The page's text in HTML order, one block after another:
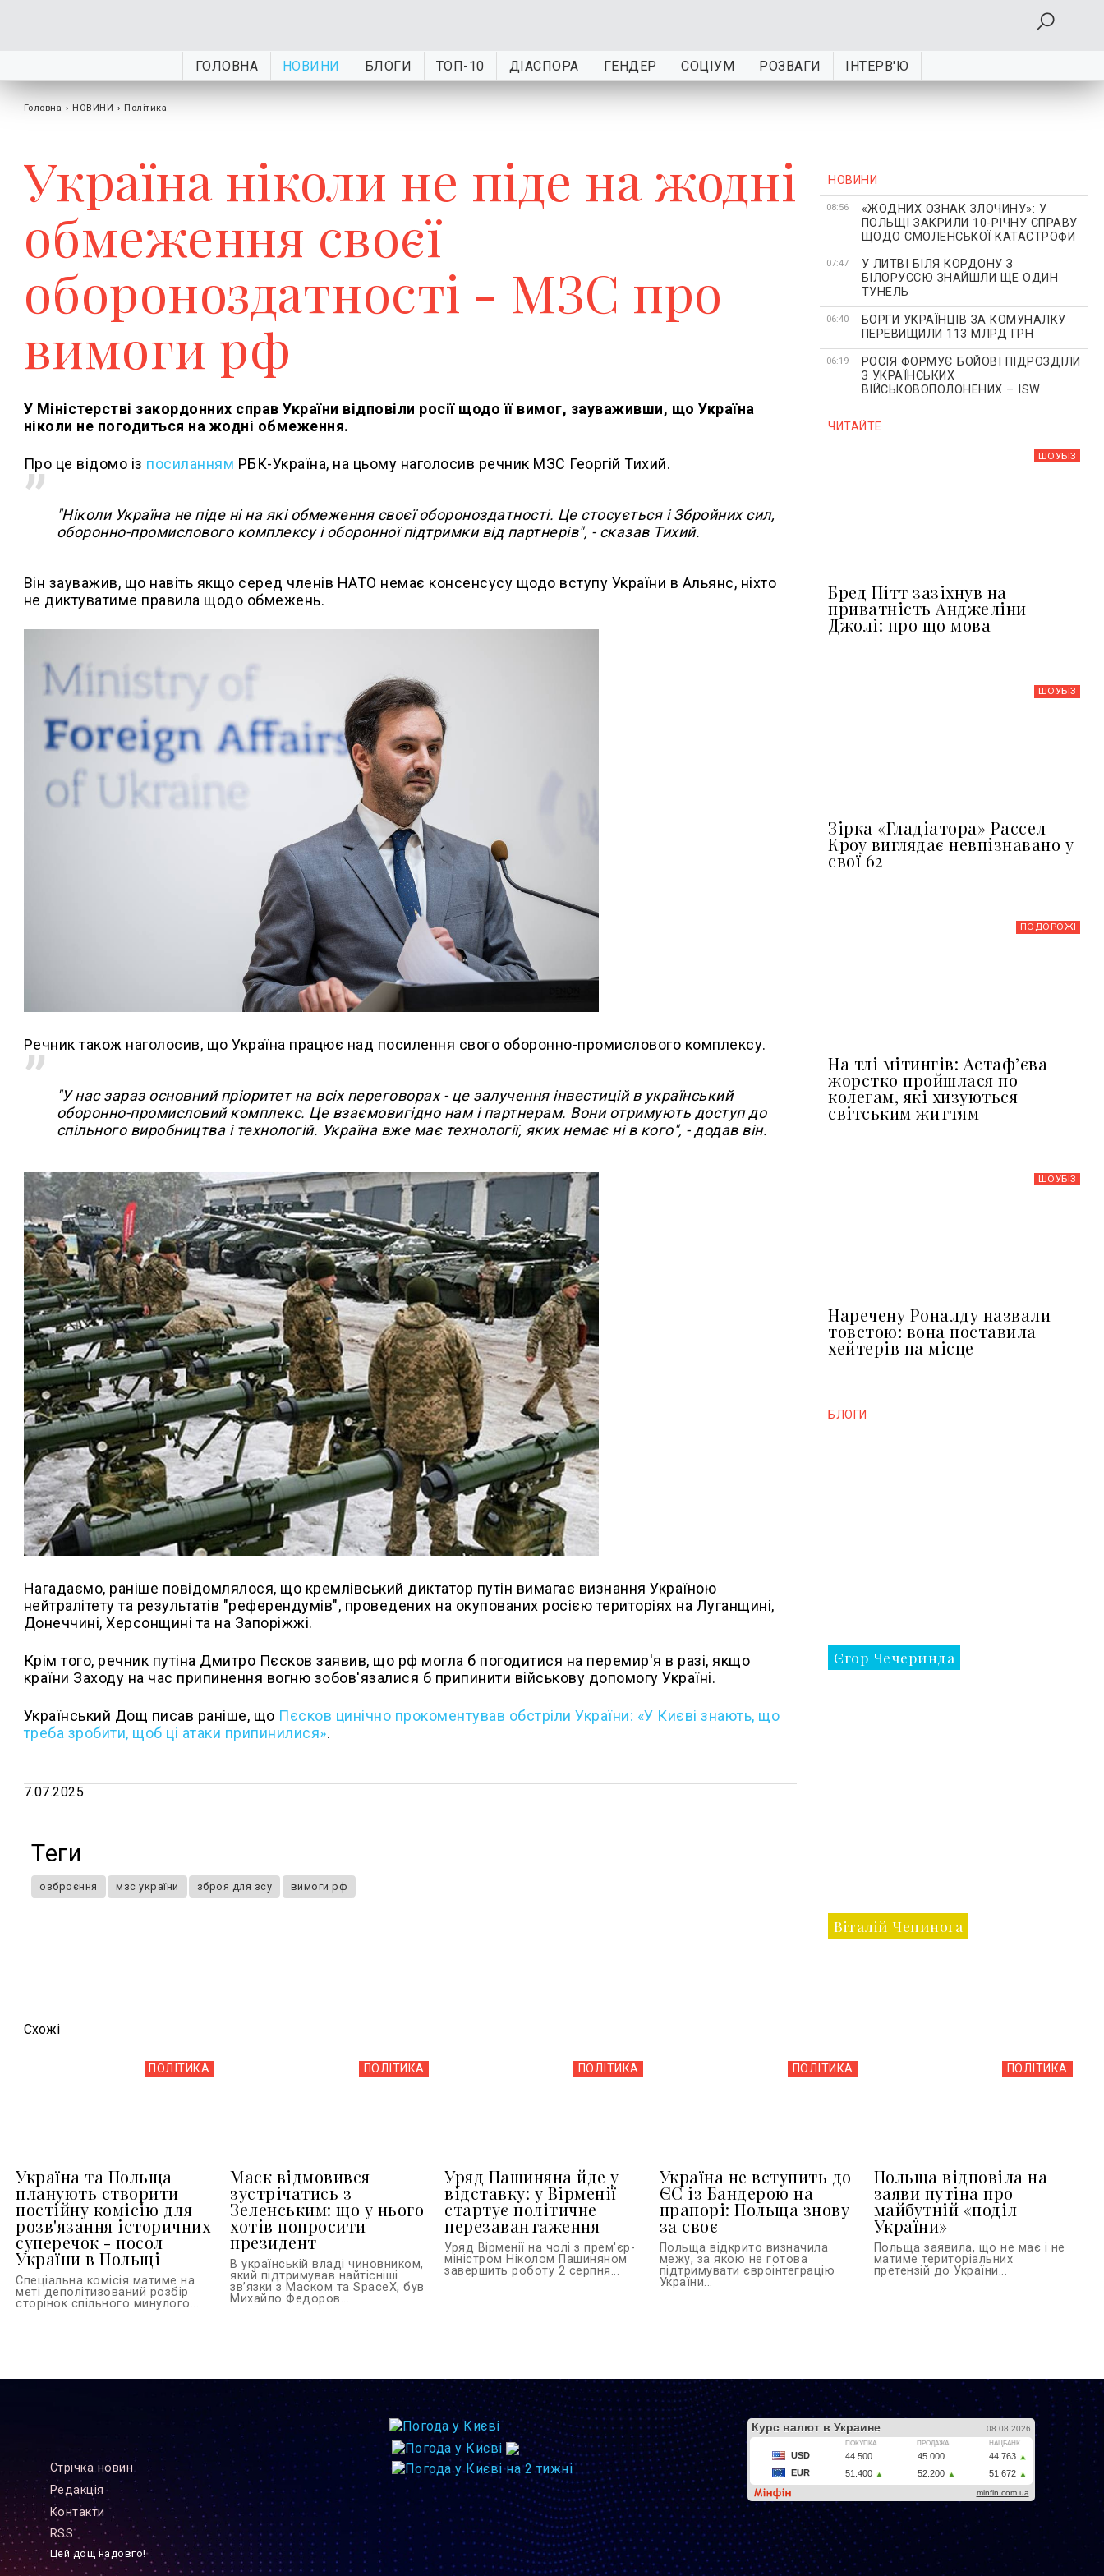
ГОЛОВНА НОВИНИ БЛОГИ ТОП-10 ДІАСПОРА ГЕНДЕР СОЦІУМ РОЗВАГИ ІНТЕРВ'Ю
Головна › НОВИНИ › Політика
Україна ніколи не піде на жодні
обмеження своєї
обороноздатності - МЗС про
вимоги рф
У Міністерстві закордонних справ України відповіли росії щодо її вимог, зауваживши, що Україна
ніколи не погодиться на жодні обмеження.
Про це відомо із посиланням РБК-Україна, на цьому наголосив речник МЗС Георгій Тихий.
"Ніколи Україна не піде ні на які обмеження своєї обороноздатності. Це стосується і Збройних сил,
оборонно-промислового комплексу і оборонної підтримки від партнерів", - сказав Тихий.
Він зауважив, що навіть якщо серед членів НАТО немає консенсусу щодо вступу України в Альянс, ніхто
не диктуватиме правила щодо обмежень.
Речник також наголосив, що Україна працює над посилення свого оборонно-промислового комплексу.
"У нас зараз основний пріоритет на всіх переговорах - це залучення інвестицій в український
оборонно-промисловий комплекс. Це взаємовигідно нам і партнерам. Вони отримують доступ до
спільного виробництва і технологій. Україна вже має технології, яких немає ні в кого", - додав він.
Нагадаємо, раніше повідомлялося, що кремлівський диктатор путін вимагає визнання Україною
нейтралітету та результатів "референдумів", проведених на окупованих росією територіях на Луганщині,
Донеччині, Херсонщині та на Запоріжжі.
Крім того, речник путіна Дмитро Пєсков заявив, що рф могла б погодитися на перемир'я в разі, якщо
країни Заходу на час припинення вогню зобов'язалися б припинити військову допомогу Україні.
Український Дощ писав раніше, що Пєсков цинічно прокоментував обстріли України: «У Києві знають, що
треба зробити, щоб ці атаки припинилися».
7.07.2025
Теги
озброєння мзс україни зброя для зсу вимоги рф
НОВИНИ
08:56
«ЖОДНИХ ОЗНАК ЗЛОЧИНУ»: У
ПОЛЬЩІ ЗАКРИЛИ 10-РІЧНУ СПРАВУ
ЩОДО СМОЛЕНСЬКОЇ КАТАСТРОФИ
07:47
У ЛИТВІ БІЛЯ КОРДОНУ З
БІЛОРУССЮ ЗНАЙШЛИ ЩЕ ОДИН
ТУНЕЛЬ
06:40
БОРГИ УКРАЇНЦІВ ЗА КОМУНАЛКУ
ПЕРЕВИЩИЛИ 113 МЛРД ГРН
06:19
РОСІЯ ФОРМУЄ БОЙОВІ ПІДРОЗДІЛИ
З УКРАЇНСЬКИХ
ВІЙСЬКОВОПОЛОНЕНИХ – ISW
ЧИТАЙТЕ
ШОУБIЗ
Бред Пітт зазіхнув на
приватність Анджеліни
Джолі: про що мова
ШОУБIЗ
Зірка «Гладіатора» Рассел
Кроу виглядає невпізнавано у
свої 62
ПОДОРОЖІ
На тлі мітингів: Астафʼєва
жорстко пройшлася по
колегам, які хизуються
світським життям
ШОУБIЗ
Наречену Роналду назвали
товстою: вона поставила
хейтерів на місце
БЛОГИ
Єгор Чечеринда
Віталій Чепинога
Схожi
ПОЛІТИКА
Україна та Польща
планують створити
постійну комісію для
розв'язання історичних
суперечок - посол
України в Польщі
Спеціальна комісія матиме на
меті деполітизований розбір
сторінок спільного минулого...
ПОЛІТИКА
Маск відмовився
зустрічатись з
Зеленським: що у нього
хотів попросити
президент
В українській владі чиновником,
який підтримував найтісніші
зв’язки з Маском та SpaceX, був
Михайло Федоров...
ПОЛІТИКА
Уряд Пашиняна йде у
відставку: у Вірменії
стартує політичне
перезавантаження
Уряд Вірменії на чолі з прем'єр-
міністром Ніколом Пашиняном
завершить роботу 2 серпня...
ПОЛІТИКА
Україна не вступить до
ЄС із Бандерою на
прапорі: Польща знову
за своє
Польща відкрито визначила
межу, за якою не готова
підтримувати євроінтеграцію
України...
ПОЛІТИКА
Польща відповіла на
заяви путіна про
майбутній «поділ
України»
Польща заявила, що не має і не
матиме територіальних
претензій до України...
Стрiчка новин
Редакцiя
Контакти
RSS
Цей дощ надовго!